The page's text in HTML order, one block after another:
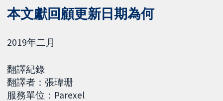
本文獻回顧更新日期為何
2019年二月
翻譯紀錄
翻譯者：張瑋珊
服務單位：Parexel